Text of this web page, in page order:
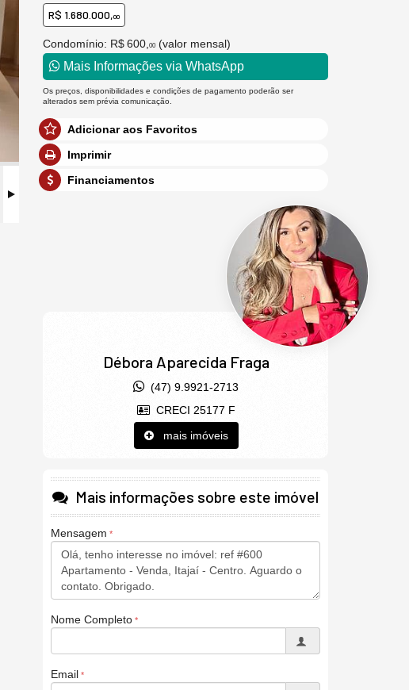
R$ 1.680.000,00
Condomínio: R$ 600, 00 (valor mensal)
Mais Informações via WhatsApp
Os preços, disponibilidades e condições de pagamento poderão ser
alterados sem prévia comunicação.
Adicionar aos Favoritos
Imprimir
Financiamentos
Débora Aparecida Fraga
(47) 9.9921-2713
CRECI 25177 F
mais imóveis
Mais informações sobre este imóvel
Mensagem
Nome Completo
Email